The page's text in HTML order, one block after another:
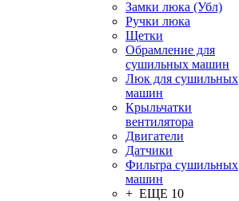
Замки люка (Убл)
Ручки люка
Щетки
Обрамление для
сушильных машин
Люк для сушильных
машин
Крыльчатки
вентилятора
Двигатели
Датчики
Фильтра сушильных
машин
+ ЕЩЕ 10